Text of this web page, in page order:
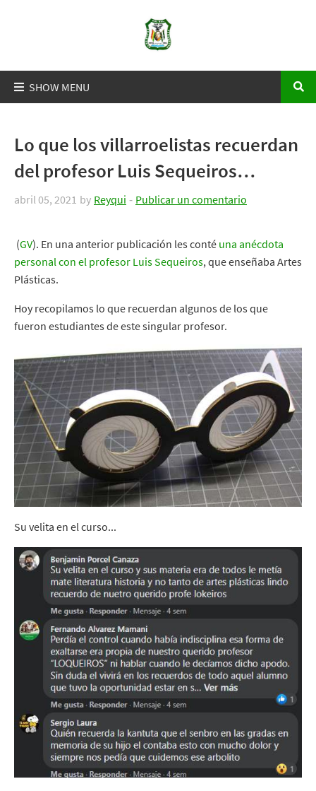
Lo que los villarroelistas recuerdan
del profesor Luis Sequeiros…
abril 05, 2021 by Reyqui Publicar un comentario
(GV). En una anterior publicación les conté una anécdota
personal con el profesor Luis Sequeiros, que enseñaba Artes
Plásticas.
Hoy recopilamos lo que recuerdan algunos de los que
fueron estudiantes de este singular profesor.
Su velita en el curso...